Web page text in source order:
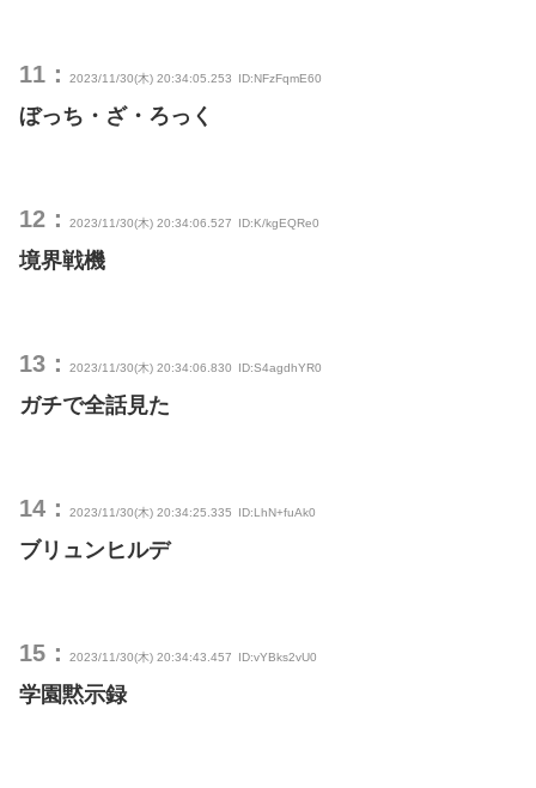
11： 2023/11/30(木) 20:34:05.253 ID:NFzFqmE60
ぼっち・ざ・ろっく
12： 2023/11/30(木) 20:34:06.527 ID:K/kgEQRe0
境界戦機
13： 2023/11/30(木) 20:34:06.830 ID:S4agdhYR0
ガチで全話見た
14： 2023/11/30(木) 20:34:25.335 ID:LhN+fuAk0
ブリュンヒルデ
15： 2023/11/30(木) 20:34:43.457 ID:vYBks2vU0
学園黙示録